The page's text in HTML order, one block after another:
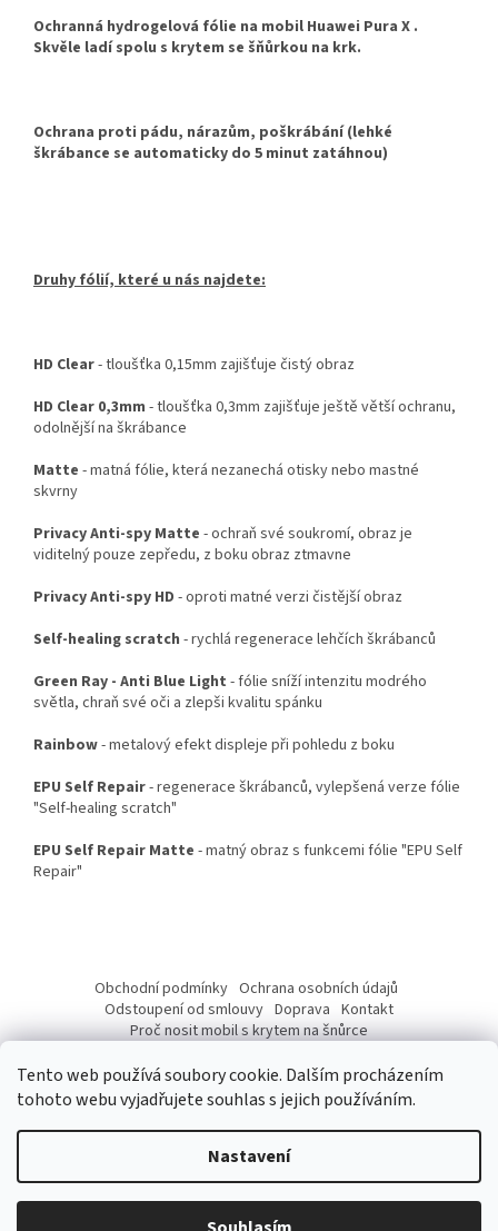
Tento web používá soubory cookie. Dalším procházením
tohoto webu vyjadřujete souhlas s jejich používáním.
Nastavení
Vážení Zákazníci, od 10. 07 do 17. 07. 2026 budeme mít provozní
přestávku z důvodu dovolené. Přijaté objednávky budeme expedovat
Ochranná hydrogelová fólie na mobil Huawei Pura X .
Skvěle ladí spolu s krytem se šňůrkou na krk.
Ochrana proti pádu, nárazům, poškrábání (lehké
škrábance se automaticky do 5 minut zatáhnou)
Druhy fólií, které u nás najdete:
HD Clear- tloušťka 0,15mm zajišťuje čistý obraz
HD Clear 0,3mm - tloušťka 0,3mm zajišťuje ještě větší ochranu,
odolnější na škrábance
Matte - matná fólie, která nezanechá otisky nebo mastné
skvrny
Privacy Anti-spy Matte - ochraň své soukromí, obraz je
viditelný pouze zepředu, z boku obraz ztmavne
Privacy Anti-spy HD - oproti matné verzi čistější obraz
Self-healing scratch - rychlá regenerace lehčích škrábanců
Green Ray - Anti Blue Light - fólie sníží intenzitu modrého
světla, chraň své oči a zlepši kvalitu spánku
Rainbow- metalový efekt displeje při pohledu z boku
EPU Self Repair- regenerace škrábanců, vylepšená verze fólie
"Self-healing scratch"
EPU Self Repair Matte - matný obraz s funkcemi fólie "EPU Self
Repair"
a
Obchodní podmínky Ochrana osobních údajů
Odstoupení od smlouvy Doprava Kontakt
Proč nosit mobil s krytem na šnůrce
Vytvořil Shoptet